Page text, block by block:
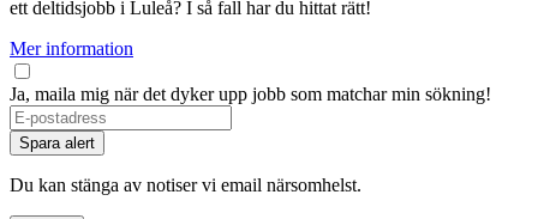
ett deltidsjobb i Luleå? I så fall har du hittat rätt!
Mer information
Ja, maila mig när det dyker upp jobb som matchar min sökning!
Spara alert
Du kan stänga av notiser vi email närsomhelst.